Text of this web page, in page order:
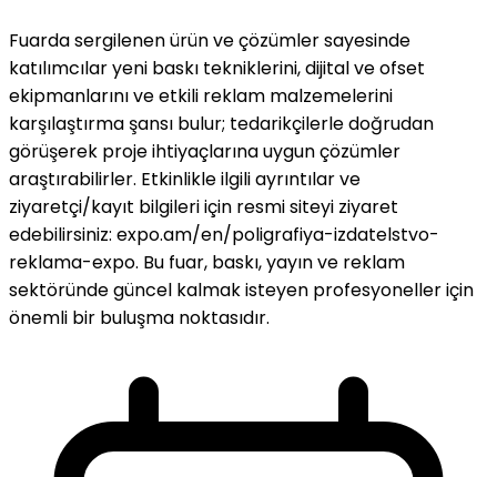
Fuarda sergilenen ürün ve çözümler sayesinde
katılımcılar yeni baskı tekniklerini, dijital ve ofset
ekipmanlarını ve etkili reklam malzemelerini
karşılaştırma şansı bulur; tedarikçilerle doğrudan
görüşerek proje ihtiyaçlarına uygun çözümler
araştırabilirler. Etkinlikle ilgili ayrıntılar ve
ziyaretçi/kayıt bilgileri için resmi siteyi ziyaret
edebilirsiniz: expo.am/en/poligrafiya-izdatelstvo-
reklama-expo. Bu fuar, baskı, yayın ve reklam
sektöründe güncel kalmak isteyen profesyoneller için
önemli bir buluşma noktasıdır.